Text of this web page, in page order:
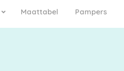
Maattabel Pampers